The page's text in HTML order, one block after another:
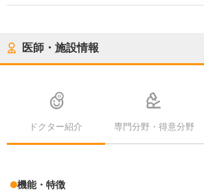
医師・施設情報
ドクター紹介 専門分野・得意分野
機能・特徴